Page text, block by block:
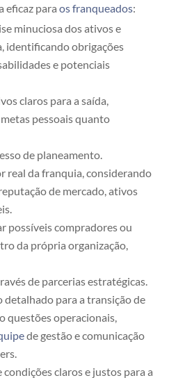
eficaz para os franqueados:
minuciosa dos ativos e
identificando obrigações
e potenciais
claros para a saída,
pessoais quanto
de planeamento.
real da franquia, considerando
de mercado, ativos
possíveis compradores ou
da própria organização,
de parcerias estratégicas.
detalhado para a transição de
questões operacionais,
de gestão e comunicação
claros e justos para a